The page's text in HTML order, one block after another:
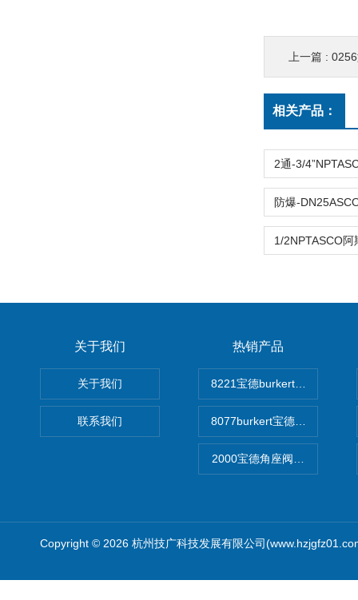
上一篇 : 0256型
相关产品：
关于我们
关于我们
联系我们
热销产品
8221宝德burkert电导率探头
8077burkert宝德椭圆齿轮脉
2000宝德角座阀德国宝帝
Copyright © 2026 杭州技广科技发展有限公司